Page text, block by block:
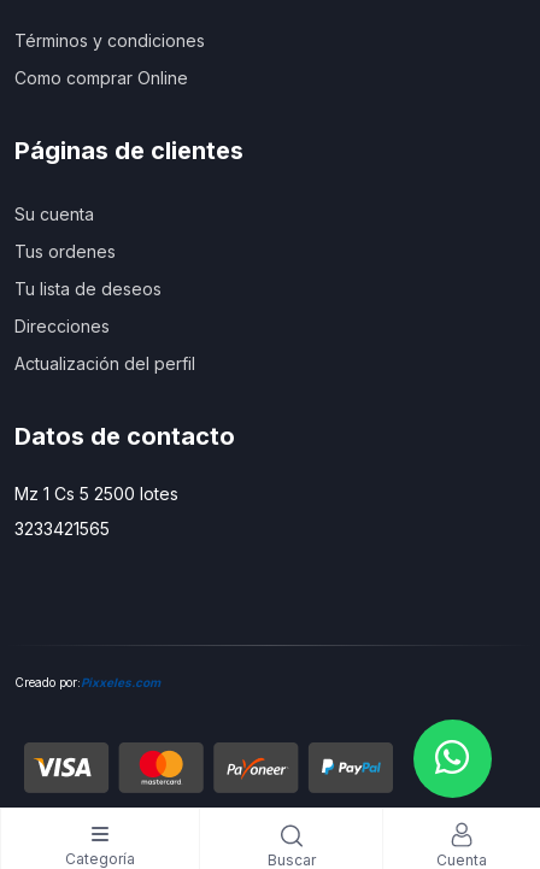
Términos y condiciones
Como comprar Online
Páginas de clientes
Su cuenta
Tus ordenes
Tu lista de deseos
Direcciones
Actualización del perfil
Datos de contacto
Mz 1 Cs 5 2500 lotes
3233421565
Creado por:Pixxeles.com
Categoría Buscar Cuenta